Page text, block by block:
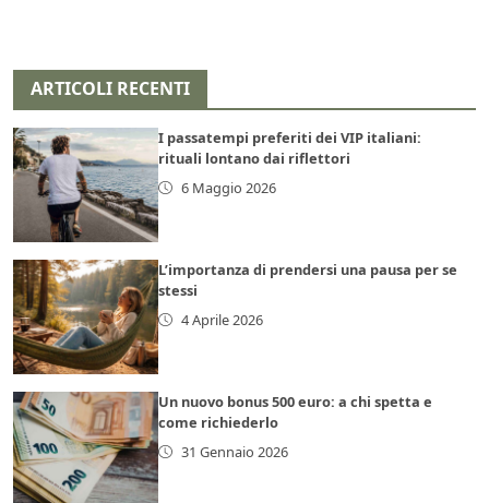
ARTICOLI RECENTI
I passatempi preferiti dei VIP italiani:
rituali lontano dai riflettori
6 Maggio 2026
L’importanza di prendersi una pausa per se
stessi
4 Aprile 2026
Un nuovo bonus 500 euro: a chi spetta e
come richiederlo
31 Gennaio 2026